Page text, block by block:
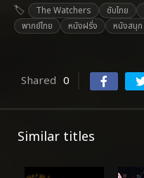
The Watchers ซับไทย
พากย์ไทย
หนังฝรั่ง หนังสนุก
Shared 0
Similar titles